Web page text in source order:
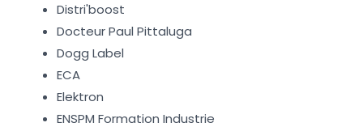
Distri'boost
Docteur Paul Pittaluga
Dogg Label
ECA
Elektron
ENSPM Formation Industrie